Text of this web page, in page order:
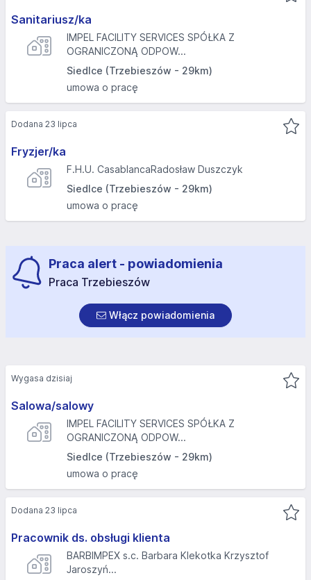
Sanitariusz/ka
IMPEL FACILITY SERVICES SPÓŁKA Z
OGRANICZONĄ ODPOW...
Siedlce (Trzebieszów - 29km)
umowa o pracę
Fryzjer/ka
F.H.U. CasablancaRadosław Duszczyk
Siedlce (Trzebieszów - 29km)
umowa o pracę
Dodana 23 lipca
Praca alert - powiadomienia
Praca Trzebieszów
Włącz powiadomienia
Salowa/salowy
IMPEL FACILITY SERVICES SPÓŁKA Z
OGRANICZONĄ ODPOW...
Siedlce (Trzebieszów - 29km)
umowa o pracę
Wygasa dzisiaj
Pracownik ds. obsługi klienta
BARBIMPEX s.c. Barbara Klekotka Krzysztof
Jaroszyń...
Dodana 23 lipca